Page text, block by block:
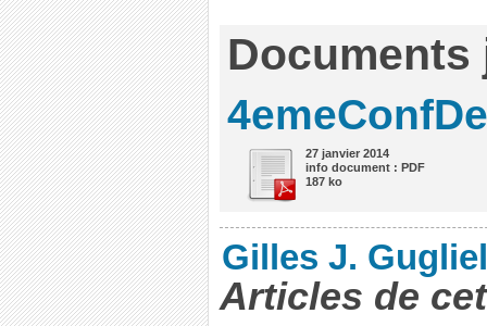
Documents
27 janvier 2014
info document : PDF
187 ko
Gilles J.
Articles de